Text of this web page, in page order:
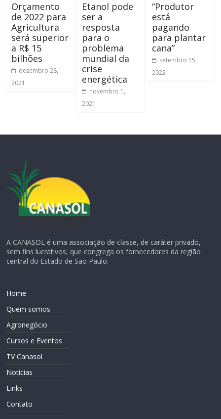
Orçamento
de 2022 para
Agricultura
será superior
a R$ 15
bilhões
dezembro 28,
2021
Etanol pode
ser a
resposta
para o
problema
mundial da
crise
energética
novembro 1,
2021
“Produtor
está
pagando
para plantar
cana”
setembro 15,
2022
A CANASOL é uma associação de classe, de caráter privado,
sem fins lucrativos, que congrega os fornecedores da região
central do Estado de São Paulo.
Home
Quem somos
Agronegócio
Cursos e Eventos
TV Canasol
Notícias
Links
Contato